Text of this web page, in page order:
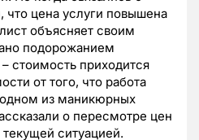
цена услуги повышена
объясняет своим
подорожанием
стоимость приходится
от того, что работа
из маникюрных
о пересмотре цен
ситуацией.